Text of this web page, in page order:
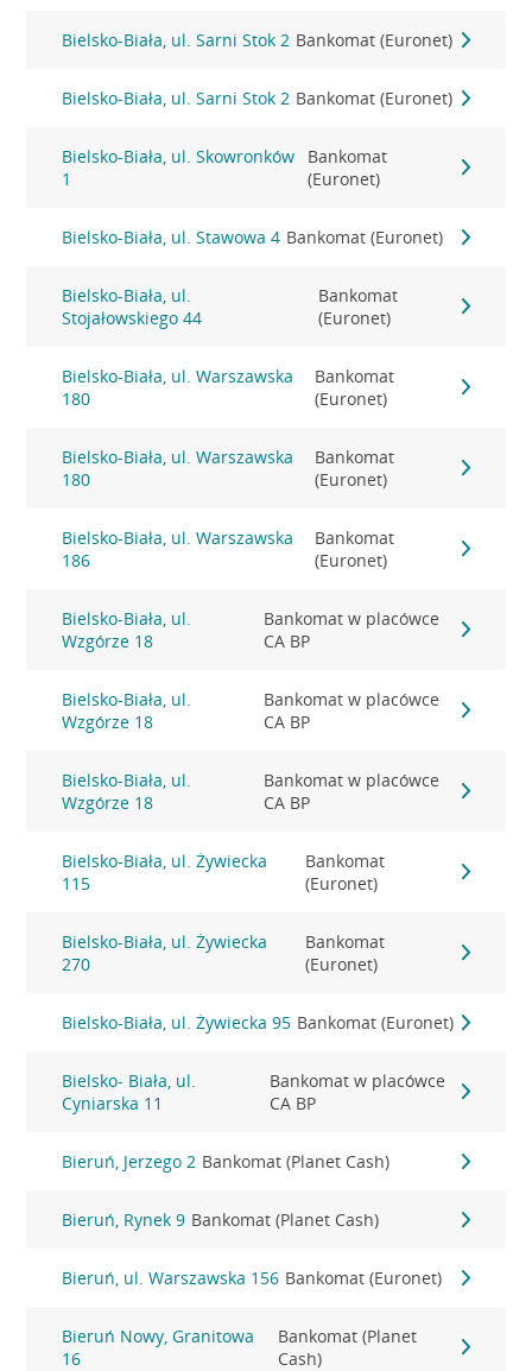
Bielsko-Biała, ul. Sarni Stok 2 Bankomat (Euronet)
Bielsko-Biała, ul. Sarni Stok 2 Bankomat (Euronet)
Bielsko-Biała, ul. Skowronków
1
Bankomat
(Euronet)
Bielsko-Biała, ul. Stawowa 4 Bankomat (Euronet)
Bielsko-Biała, ul.
Stojałowskiego 44
Bankomat
(Euronet)
Bielsko-Biała, ul. Warszawska
180
Bankomat
(Euronet)
Bielsko-Biała, ul. Warszawska
180
Bankomat
(Euronet)
Bielsko-Biała, ul. Warszawska
186
Bankomat
(Euronet)
Bielsko-Biała, ul.
Wzgórze 18
Bankomat w placówce
CA BP
Bielsko-Biała, ul.
Wzgórze 18
Bankomat w placówce
CA BP
Bielsko-Biała, ul.
Wzgórze 18
Bankomat w placówce
CA BP
Bielsko-Biała, ul. Żywiecka
115
Bankomat
(Euronet)
Bielsko-Biała, ul. Żywiecka
270
Bankomat
(Euronet)
Bielsko-Biała, ul. Żywiecka 95 Bankomat (Euronet)
Bielsko- Biała, ul.
Cyniarska 11
Bankomat w placówce
CA BP
Bieruń, Jerzego 2 Bankomat (Planet Cash)
Bieruń, Rynek 9 Bankomat (Planet Cash)
Bieruń, ul. Warszawska 156 Bankomat (Euronet)
Bieruń Nowy, Granitowa
16
Bankomat (Planet
Cash)